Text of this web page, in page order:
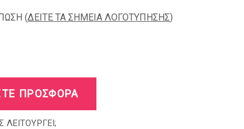
(ΔΕΙΤΕ ΤΑ ΣΗΜΕΙΑ ΛΟΓΟΤΥΠΗΣΗΣ)
ΠΡΟΣΦΟΡΑ
ΛΕΙΤΟΥΡΓΕΙ;